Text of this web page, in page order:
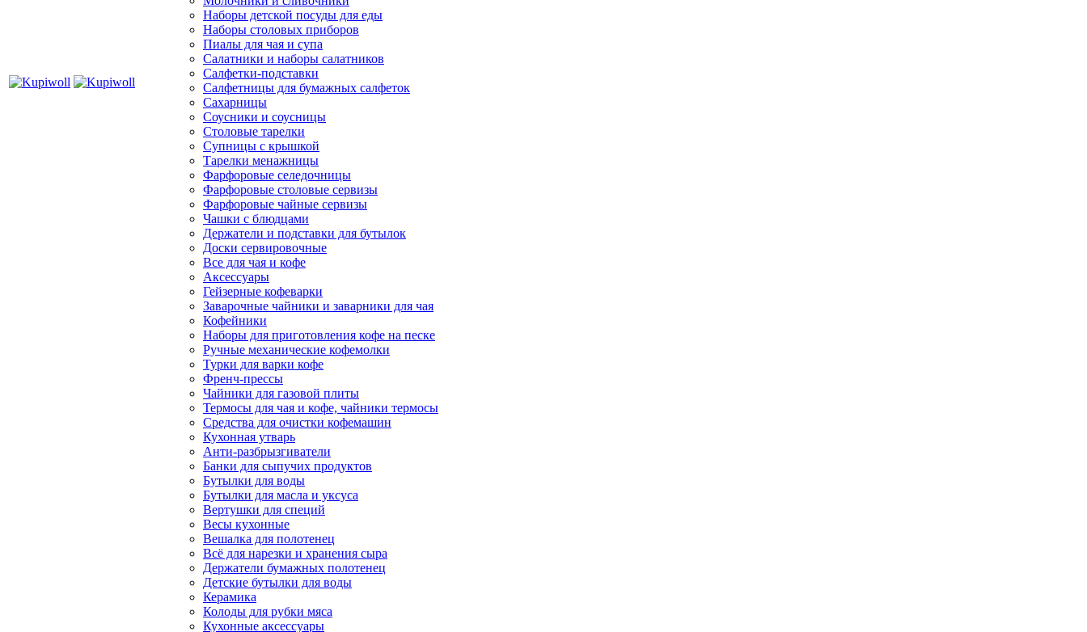
Наборы детской посуды для еды
Наборы столовых приборов
Пиалы для чая и супа
Салатники и наборы салатников
Салфетки-подставки
Салфетницы для бумажных салфеток
Сахарницы
Соусники и соусницы
Столовые тарелки
Супницы с крышкой
Тарелки менажницы
Фарфоровые селедочницы
Фарфоровые столовые сервизы
Фарфоровые чайные сервизы
Чашки с блюдцами
Держатели и подставки для бутылок
Доски сервировочные
Все для чая и кофе
Аксессуары
Гейзерные кофеварки
Заварочные чайники и заварники для чая
Кофейники
Наборы для приготовления кофе на песке
Ручные механические кофемолки
Турки для варки кофе
Френч-прессы
Чайники для газовой плиты
Термосы для чая и кофе, чайники термосы
Средства для очистки кофемашин
Кухонная утварь
Анти-разбрызгиватели
Банки для сыпучих продуктов
Бутылки для воды
Бутылки для масла и уксуса
Вертушки для специй
Весы кухонные
Вешалка для полотенец
Всё для нарезки и хранения сыра
Держатели бумажных полотенец
Детские бутылки для воды
Керамика
Колоды для рубки мяса
Кухонные аксессуары